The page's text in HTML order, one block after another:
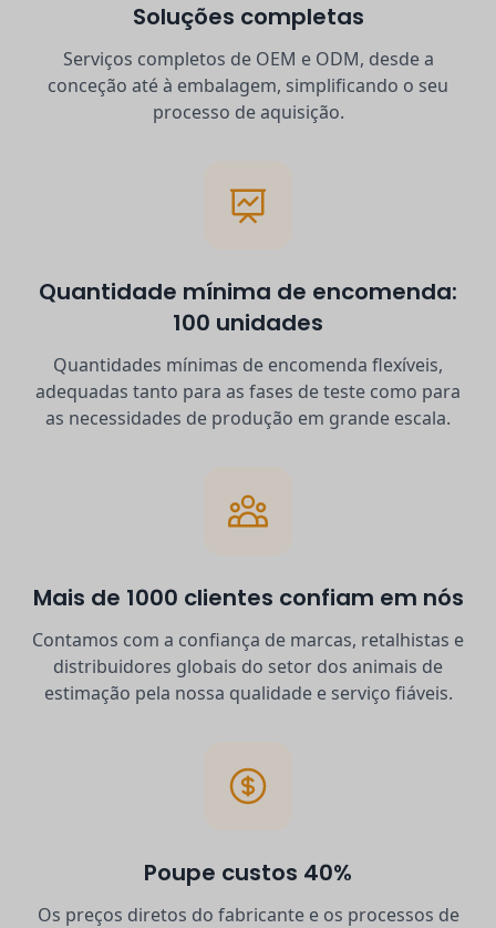
Soluções completas
Serviços completos de OEM e ODM, desde a
conceção até à embalagem, simplificando o seu
processo de aquisição.
Quantidade mínima de encomenda:
100 unidades
Quantidades mínimas de encomenda flexíveis,
adequadas tanto para as fases de teste como para
as necessidades de produção em grande escala.
Mais de 1000 clientes confiam em nós
Contamos com a confiança de marcas, retalhistas e
distribuidores globais do setor dos animais de
estimação pela nossa qualidade e serviço fiáveis.
Poupe custos 40%
Os preços diretos do fabricante e os processos de